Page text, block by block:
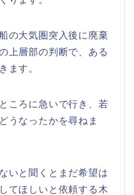
の大気圏突入後に廃棄
上層部の判断で、ある
ます。
ころに急いで行き、若
うなったかを尋ねま
いと聞くとまだ希望は
てほしいと依頼する木